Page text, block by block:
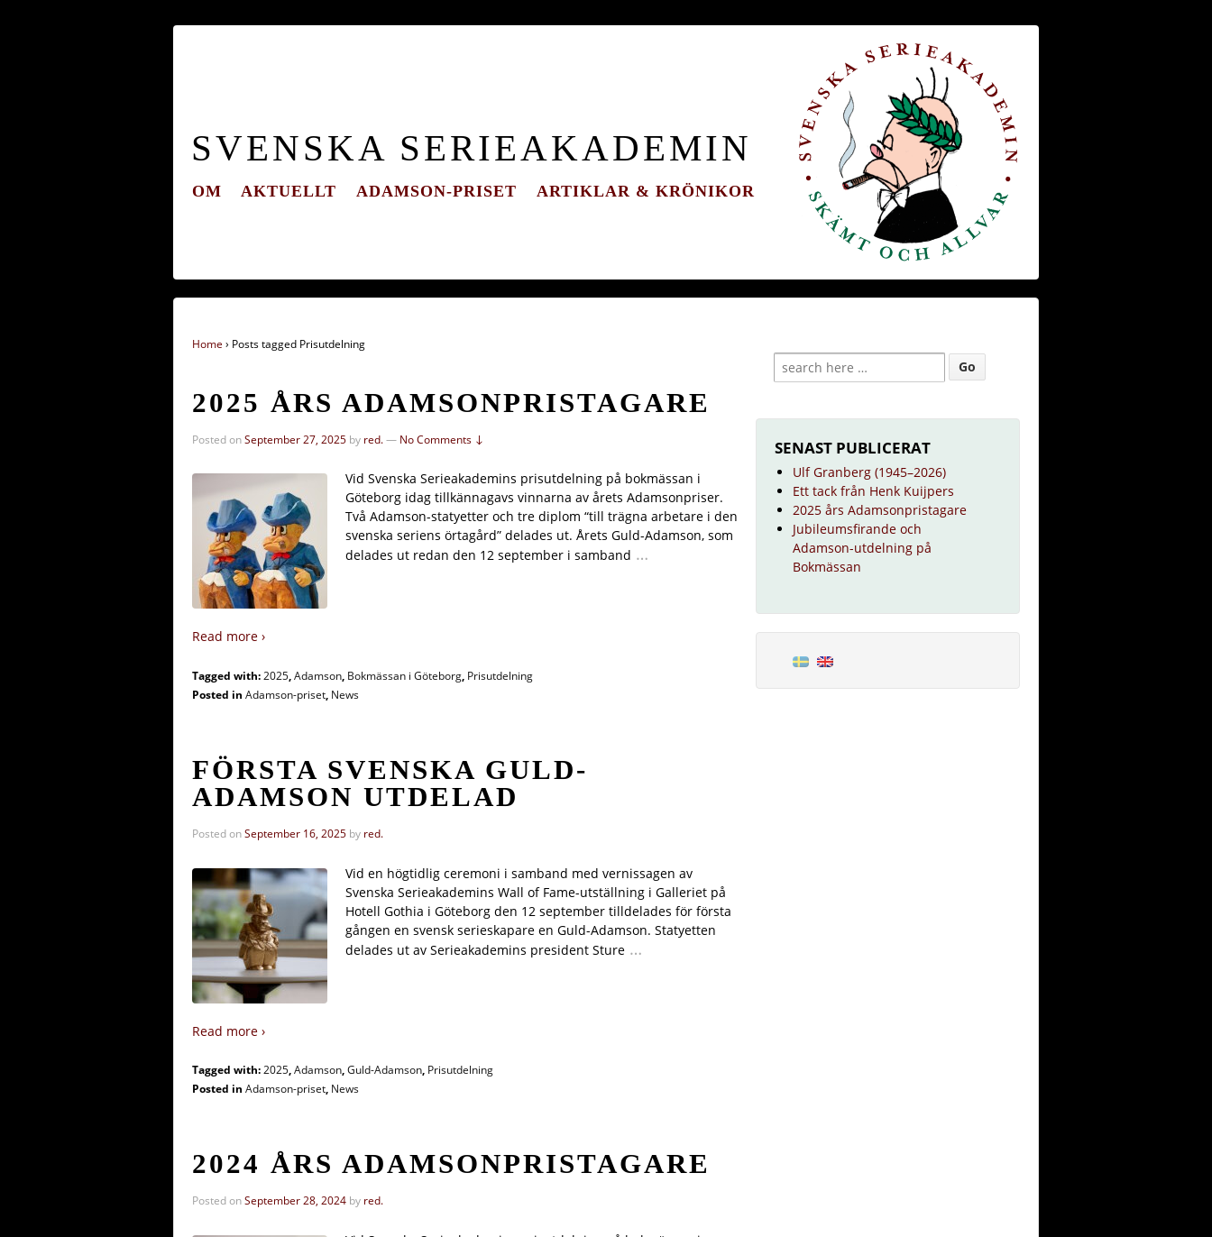
SVENSKA SERIEAKADEMIN
OM AKTUELLT ADAMSON-PRISET ARTIKLAR & KRÖNIKOR
Home › Posts tagged Prisutdelning
2025 ÅRS ADAMSONPRISTAGARE
Posted onSeptember 27, 2025 by red.— No Comments ↓
Vid Svenska Serieakademins prisutdelning på bokmässan i
Göteborg idag tillkännagavs vinnarna av årets Adamsonpriser.
Två Adamson-statyetter och tre diplom “till trägna arbetare i den
svenska seriens örtagård” delades ut. Årets Guld-Adamson, som
delades ut redan den 12 september i samband …
Read more ›
Tagged with:2025,Adamson, Bokmässan i Göteborg, Prisutdelning
Posted in Adamson-priset, News
FÖRSTA SVENSKA GULD-
ADAMSON UTDELAD
Posted onSeptember 16, 2025 by red.
Vid en högtidlig ceremoni i samband med vernissagen av
Svenska Serieakademins Wall of Fame-utställning i Galleriet på
Hotell Gothia i Göteborg den 12 september tilldelades för första
gången en svensk serieskapare en Guld-Adamson. Statyetten
delades ut av Serieakademins president Sture …
Read more ›
Tagged with:2025,Adamson,Guld-Adamson, Prisutdelning
Posted in Adamson-priset, News
2024 ÅRS ADAMSONPRISTAGARE
Posted onSeptember 28, 2024 by red.
SENAST PUBLICERAT
Ulf Granberg (1945–2026)
Ett tack från Henk Kuijpers
2025 års Adamsonpristagare
Jubileumsfirande och
Adamson-utdelning på
Bokmässan